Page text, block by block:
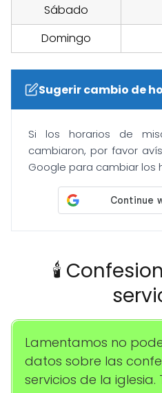
Sábado
Domingo
Sugerir cambio de
Si los horarios de
cambiaron, por favor
Google para cambiar los
🕯️
Lamentamos no
datos sobre las
servicios de la